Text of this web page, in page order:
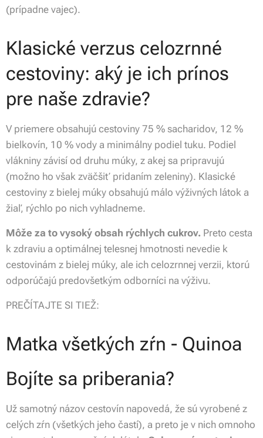
(prípadne vajec).
Klasické verzus celozrnné
cestoviny: aký je ich prínos
pre naše zdravie?
V priemere obsahujú cestoviny 75 % sacharidov, 12 %
bielkovín, 10 % vody a minimálny podiel tuku. Podiel
vlákniny závisí od druhu múky, z akej sa pripravujú
(možno ho však zväčšiť pridaním zeleniny). Klasické
cestoviny z bielej múky obsahujú málo výživných látok a
žiaľ, rýchlo po nich vyhladneme.
Môže za to vysoký obsah rýchlych cukrov. Preto cesta
k zdraviu a optimálnej telesnej hmotnosti nevedie k
cestovinám z bielej múky, ale ich celozrnnej verzii, ktorú
odporúčajú predovšetkým odborníci na výživu.
PREČÍTAJTE SI TIEŽ:
Matka všetkých zŕn - Quinoa
Bojíte sa priberania?
Už samotný názov cestovín napovedá, že sú vyrobené z
celých zŕn (všetkých jeho častí), a preto je v nich omnoho